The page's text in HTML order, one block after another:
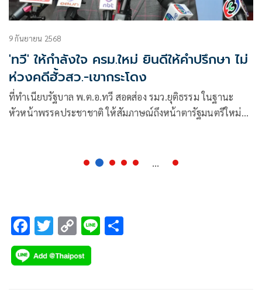
9 กันยายน 2568
'ทวี' ให้กำลังใจ ครม.ใหม่ ยินดีให้คำปรึกษา ไม่
ห่วงคดีฮั้วสว.-เขากระโดง
ที่ทำเนียบรัฐบาล พ.ต.อ.ทวี สอดส่อง รมว.ยุติธรรม ในฐานะ
หัวหน้าพรรคประชาชาติ ให้สัมภาษณ์ถึงหน้าตารัฐมนตรีใหม่
...
F
ac
e
T
wi
tt
C
o
p
Li